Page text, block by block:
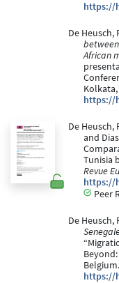
https://
De Heusch,
African
https://
De Heusch,
and
Tunisia
Revue
https://
Peer
De Heusch,
Belgium.
https://